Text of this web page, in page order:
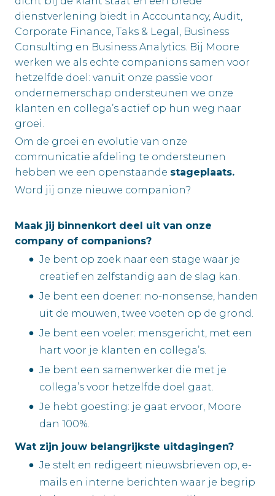
dienstverlening biedt in Accountancy, Audit,
Corporate Finance, Taks & Legal, Business
Consulting en Business Analytics. Bij Moore
werken we als echte companions samen voor
hetzelfde doel: vanuit onze passie voor
ondernemerschap ondersteunen we onze
klanten en collega’s actief op hun weg naar
groei.
Om de groei en evolutie van onze
communicatie afdeling te ondersteunen
hebben we een openstaande stageplaats.
Word jij onze nieuwe companion?
Maak jij binnenkort deel uit van onze
company of companions?
Je bent op zoek naar een stage waar je
creatief en zelfstandig aan de slag kan.
Je bent een doener: no-nonsense, handen
uit de mouwen, twee voeten op de grond.
Je bent een voeler: mensgericht, met een
hart voor je klanten en collega’s.
Je bent een samenwerker die met je
collega’s voor hetzelfde doel gaat.
Je hebt goesting: je gaat ervoor, Moore
dan 100%.
Wat zijn jouw belangrijkste uitdagingen?
Je stelt en redigeert nieuwsbrieven op, e-
mails en interne berichten waar je begrip